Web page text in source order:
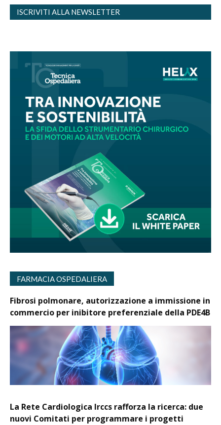
ISCRIVITI ALLA NEWSLETTER
FARMACIA OSPEDALIERA
Fibrosi polmonare, autorizzazione a immissione in
commercio per inibitore preferenziale della PDE4B
La Rete Cardiologica Irccs rafforza la ricerca: due
nuovi Comitati per programmare i progetti